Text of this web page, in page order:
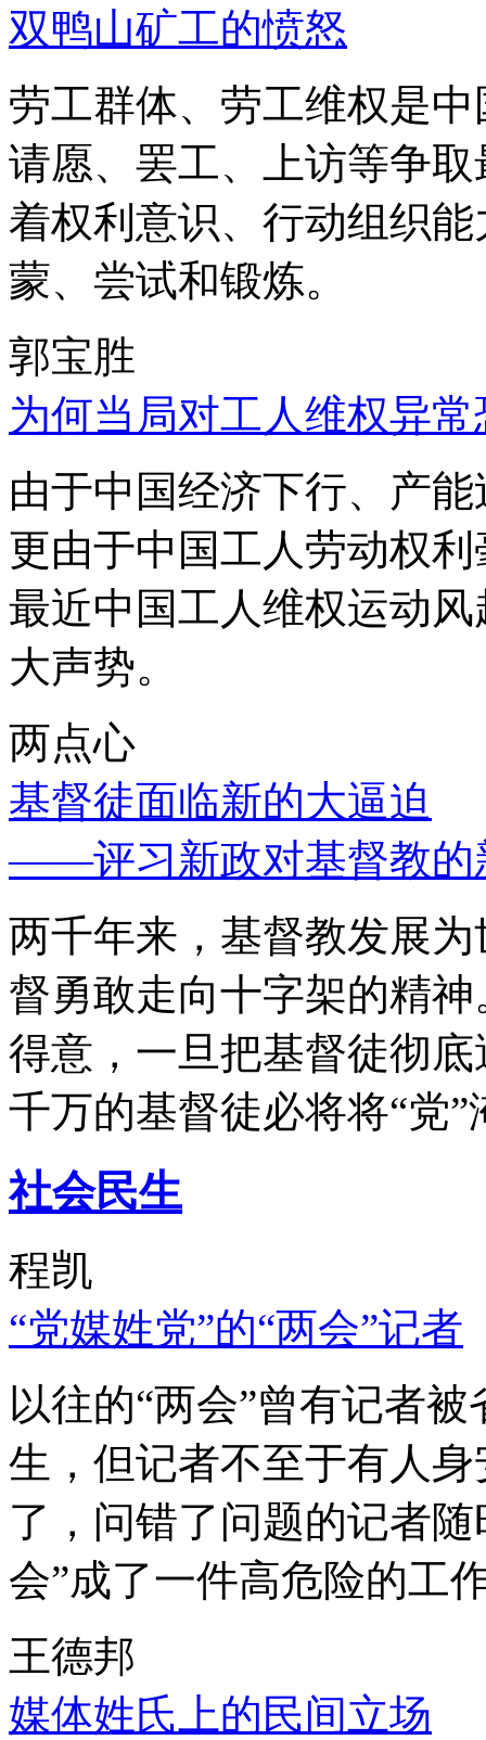
双鸭山矿工的愤怒
劳工群体、劳工维权是
请愿、罢工、上访等争
着权利意识、行动组织
蒙、尝试和锻炼。
郭宝胜
为何当局对工人维权异
由于中国经济下行、产
更由于中国工人劳动权
最近中国工人维权运动
大声势。
两点心
基督徒面临新的大逼迫
——评习新政对基督教的
两千年来，基督教发展
督勇敢走向十字架的精
得意，一旦把基督徒彻
千万的基督徒必将将“党”
社会民生
程凯
“党媒姓党”的“两会”记者
以往的“两会”曾有记者
生，但记者不至于有人
了，问错了问题的记者
会”成了一件高危险的工
王德邦
媒体姓氏上的民间立场